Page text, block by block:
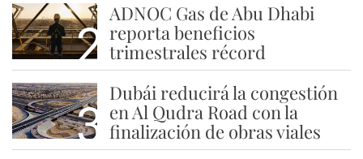
2
ADNOC Gas de Abu Dhabi
reporta beneficios
trimestrales récord
3
Dubái reducirá la congestión
en Al Qudra Road con la
finalización de obras viales